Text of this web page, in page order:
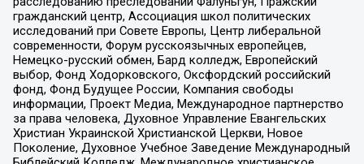
гражданский центр, Ассоциация школ политических
исследований при Совете Европы, Центр либеральной
современности, Форум русскоязычных европейцев,
Немецко-русский обмен, Бард колледж, Европейский
выбор, Фонд Ходорковского, Оксфордский российский
фонд, Фонд Будущее России, Компания свободы
информации, Проект Медиа, Международное партнерство
за права человека, Духовное Управление Евангельских
Христиан Украинской Христианской Церкви, Новое
Поколение, Духовное Учебное Заведение Международный